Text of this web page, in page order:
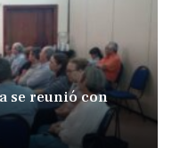
se reunió con